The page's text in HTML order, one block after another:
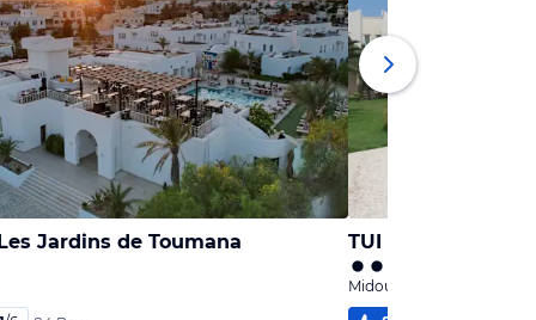
Jardins de Toumana TUI BLUE Palm
Midoun, Djerba